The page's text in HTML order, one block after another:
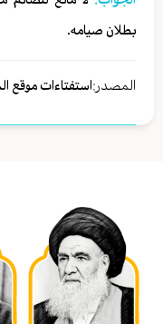
بطلان صيامه.
المصدر:استفتاءات موقع